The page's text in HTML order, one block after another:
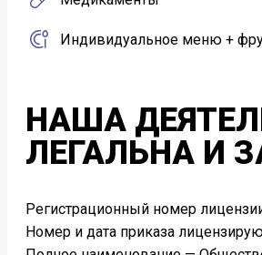
Индивидуальное меню +
НАША
ЛЕГАЛЬНА И
Регистрационный номер
Номер и дата приказа